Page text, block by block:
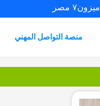
ميزون٧ مصر
منصة التواصل المهني